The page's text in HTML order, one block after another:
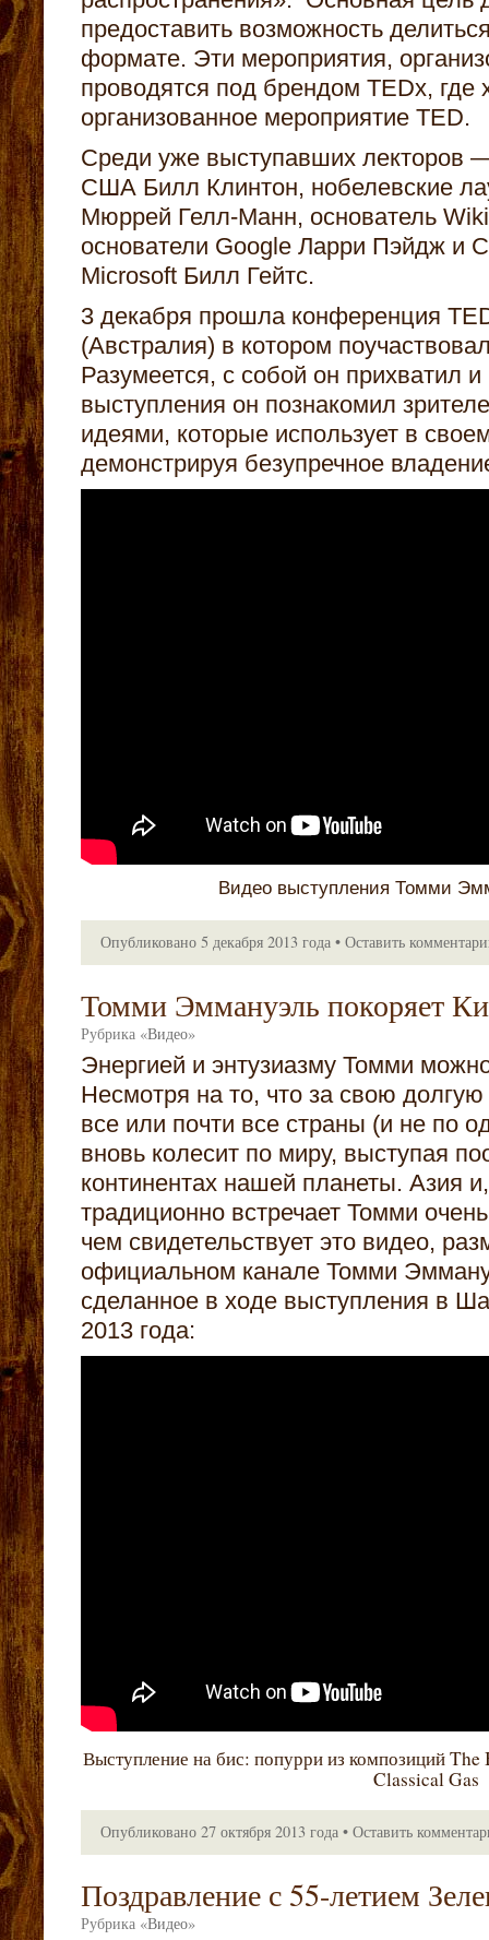
предоставить возможность
формате. Эти мероприятия,
проводятся под брендом TEDx, где
организованное мероприятие TED.
Среди уже выступавших лекторов
США Билл Клинтон, нобелевские
Мюррей Гелл-Манн, основатель
основатели Google Ларри Пэйдж и
Microsoft Билл Гейтс.
3 декабря прошла конференция
(Австралия) в котором
Разумеется, с собой он прихватил и
выступления он познакомил
идеями, которые использует в
демонстрируя безупречное
Видео выступления Томми
Опубликовано 5 декабря 2013 года • Оставить
Томми Эммануэль покоряет
Рубрика «Видео»
Энергией и энтузиазму Томми
Несмотря на то, что за свою
все или почти все страны (и не по
вновь колесит по миру, выступая
континентах нашей планеты. Азия
традиционно встречает Томми
чем свидетельствует это видео,
официальном канале Томми
сделанное в ходе выступления в
2013 года:
Выступление на бис: попурри из композиций
Classical Gas
Опубликовано 27 октября 2013 года • Оставить
Поздравление с 55-летием
Рубрика «Видео»